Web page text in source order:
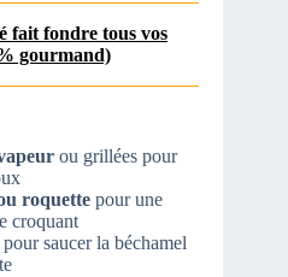
fait fondre tous vos
gourmand)
ou grillées pour
roquette pour une
croquant
pour saucer la béchamel